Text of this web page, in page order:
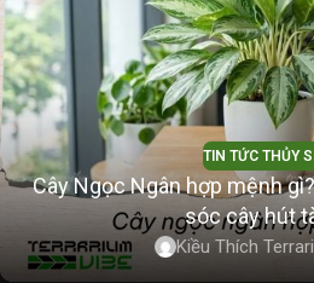
TIN TỨC THỦY
Cây Ngọc Ngân hợp mệnh
sóc cây hút
Kiều Thích